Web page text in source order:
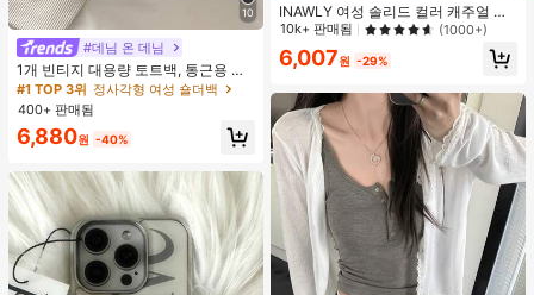
10
#데님 온 데님
1개 빈티지 대용량 토트백, 통근용 오
버사이즈 겨드랑이 가방, 패션 오토바
이 가방, PU 솔리드 컬러 오일 왁스 가
죽, 스트랩 장식, 지퍼 잠금, 직장/학
교/여행/선물용 여성 숄더백, 일상 사
용을 위한 최고의 선택
#1 TOP 3위 정사각형 여성 숄더백
거의 매진!
#1 TOP 3위 정사각형 여성 숄더백
거의 매진!
#1 TOP 3위 정사각형 여성 숄더백
거의 매진!
#1 TOP 3위
정사각형 여성 숄더백
400+ 판매됨
6,880원 -40%
INAWLY 여성 솔리드 컬러 캐주얼 얇
은 가디건, 봄/여름
10k+ 판매됨 (1000+)
6,007원 -29%